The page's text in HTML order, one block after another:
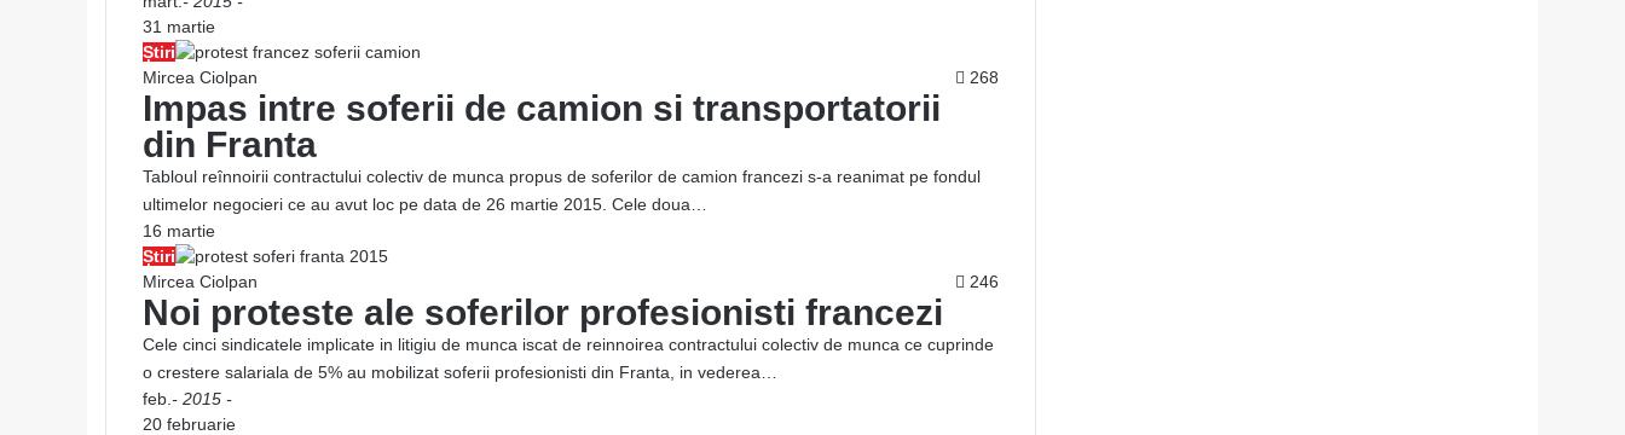
31 martie
Știri
Mircea Ciolpan
268
Impas intre soferii de camion si transportatorii
din Franta
Tabloul reînnoirii contractului colectiv de munca propus de soferilor de camion francezi s-a reanimat pe fondul
ultimelor negocieri ce au avut loc pe data de 26 martie 2015. Cele doua…
16 martie
Știri
Mircea Ciolpan
246
Noi proteste ale soferilor profesionisti francezi
Cele cinci sindicatele implicate in litigiu de munca iscat de reinnoirea contractului colectiv de munca ce cuprinde
o crestere salariala de 5% au mobilizat soferii profesionisti din Franta, in vederea…
feb. - 2015 -
20 februarie